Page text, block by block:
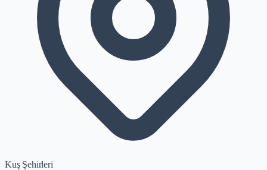
Kuş Şehirleri